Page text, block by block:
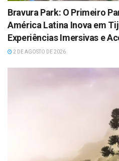
Bravura Park: O Primeiro
América Latina Inova em
Experiências Imersivas e
2 DE AGOSTO DE 2026